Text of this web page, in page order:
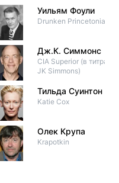
Уильям Фоули
Drunken Princetonian
Дж.К. Симмонс
CIA Superior (в титрах:
JK Simmons)
Тильда Суинтон
Katie Cox
Олек Крупа
Krapotkin